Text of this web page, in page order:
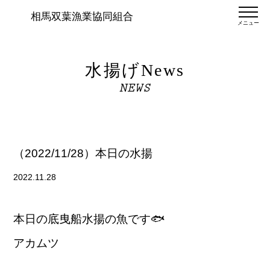
相馬双葉漁業協同組合
メニュー
水揚げNews
NEWS
（2022/11/28）本日の水揚
2022.11.28
本日の底曳船水揚の魚です🐟
アカムツ